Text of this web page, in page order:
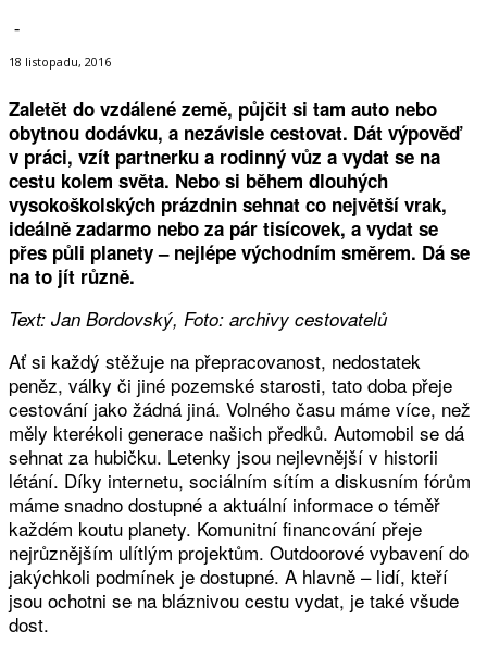
-
18 listopadu, 2016
Zaletět do vzdálené země, půjčit si tam auto nebo
obytnou dodávku, a nezávisle cestovat. Dát výpověď
v práci, vzít partnerku a rodinný vůz a vydat se na
cestu kolem světa. Nebo si během dlouhých
vysokoškolských prázdnin sehnat co největší vrak,
ideálně zadarmo nebo za pár tisícovek, a vydat se
přes půli planety – nejlépe východním směrem. Dá se
na to jít různě.
Text: Jan Bordovský, Foto: archivy cestovatelů
Ať si každý stěžuje na přepracovanost, nedostatek
peněz, války či jiné pozemské starosti, tato doba přeje
cestování jako žádná jiná. Volného času máme více, než
měly kterékoli generace našich předků. Automobil se dá
sehnat za hubičku. Letenky jsou nejlevnější v historii
létání. Díky internetu, sociálním sítím a diskusním fórům
máme snadno dostupné a aktuální informace o téměř
každém koutu planety. Komunitní financování přeje
nejrůznějším ulítlým projektům. Outdoorové vybavení do
jakýchkoli podmínek je dostupné. A hlavně – lidí, kteří
jsou ochotni se na bláznivou cestu vydat, je také všude
dost.